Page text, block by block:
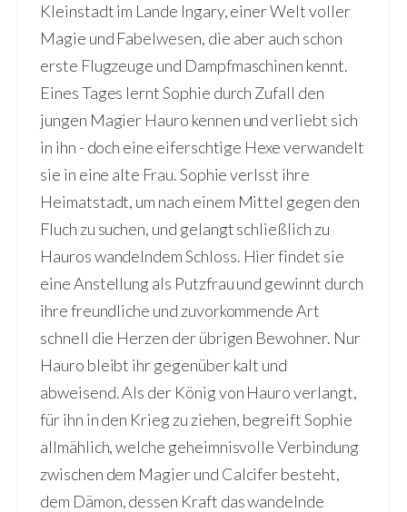
Kleinstadt im Lande Ingary, einer Welt voller
Magie und Fabelwesen, die aber auch schon
erste Flugzeuge und Dampfmaschinen kennt.
Eines Tages lernt Sophie durch Zufall den
jungen Magier Hauro kennen und verliebt sich
in ihn - doch eine eiferschtige Hexe verwandelt
sie in eine alte Frau. Sophie verlsst ihre
Heimatstadt, um nach einem Mittel gegen den
Fluch zu suchen, und gelangt schließlich zu
Hauros wandelndem Schloss. Hier findet sie
eine Anstellung als Putzfrau und gewinnt durch
ihre freundliche und zuvorkommende Art
schnell die Herzen der übrigen Bewohner. Nur
Hauro bleibt ihr gegenüber kalt und
abweisend. Als der König von Hauro verlangt,
für ihn in den Krieg zu ziehen, begreift Sophie
allmählich, welche geheimnisvolle Verbindung
zwischen dem Magier und Calcifer besteht,
dem Dämon, dessen Kraft das wandelnde